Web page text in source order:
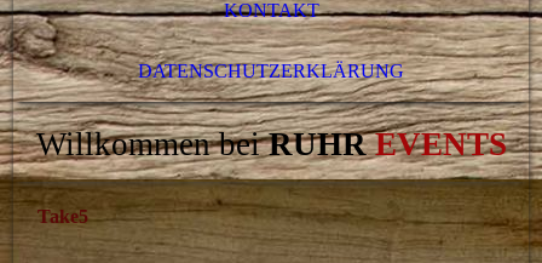
KONTAKT
DATENSCHUTZERKLÄRUNG
Willkommen beiRUHREVENTS
Take5